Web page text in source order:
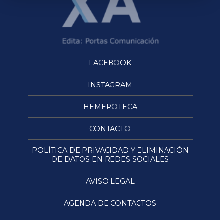
FACEBOOK
INSTAGRAM
HEMEROTECA
CONTACTO
POLÍTICA DE PRIVACIDAD Y ELIMINACIÓN
DE DATOS EN REDES SOCIALES
AVISO LEGAL
AGENDA DE CONTACTOS